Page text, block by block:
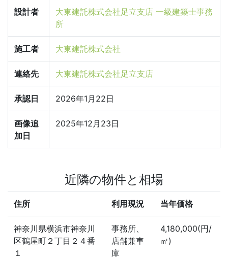
設計者
大東建託株式会社足立支店 一級建築士事務
所
施工者 大東建託株式会社
連絡先 大東建託株式会社足立支店
承認日 2026年1月22日
画像追
加日
2025年12月23日
近隣の物件と相場
住所 利用現況 当年価格
神奈川県横浜市神奈川
区鶴屋町２丁目２４番
１
事務所、
店舗兼車
庫
4,180,000(円/
㎡)